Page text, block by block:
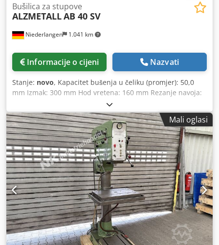
Niederlangen 1.041 km
Bušilica za stupove
ALZMETALLAB 40 SV
Informacije o cijeni Nazvati
Stanje: novo, Kapacitet bušenja u čeliku (promjer): 50,0
mm Izmak: 300 mm Hod vretena: 160 mm Rezanje navoja:
M 30 Broj okretaja: 100 - 1600 o/min Stol: 615 x 430 mm
Morse konus vretena: MK 4 (kratko vreteno) Promjer stupa:
145 mm Posmak: 0,1-0,2-0,3-0,4 mm/o Udaljenost
vreteno/stol: 147 / 688 mm Snaga motora: 1,8 / 2,9 kW
Težina: 450 kg Visina stroja: 1865 mm Oprema: -
automatski posmak s elektromagnetskom spojkom - 4
stupnja posmaka: 0,1-0,2-0,3-0,4 mm/o - beskonačno
podešavanje broja okretaja - digitalni prikaz broja okretaja
- zaštita od preopterećenja posmaka - zaštita vretena s
električnom sigurnosnom zaštitom - digitalni prikaz broja
okretaja - obrađena bazna ploča - motor 1,8 / 2,9 kW - 100 -
1600 o/min Posebna oprema uključeno: Cedpjxabq Isfx Ag
Djrf - LED radno svjetlo, poz. 12 - Uređaj za rezanje navoja,
poz. 20.0 (rezanje navoja s graničnikom) - Sustav za
Mali oglasi